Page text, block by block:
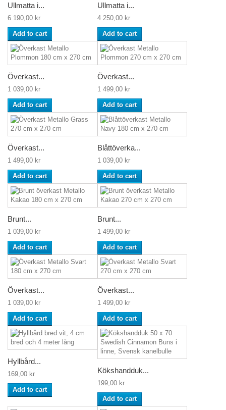
Ullmatta i...
6 190,00 kr
Add to cart
Ullmatta i...
4 250,00 kr
Add to cart
Överkast...
1 039,00 kr
Add to cart
Överkast...
1 499,00 kr
Add to cart
Överkast...
1 499,00 kr
Add to cart
Blåttöverka...
1 039,00 kr
Add to cart
Brunt...
1 039,00 kr
Add to cart
Brunt...
1 499,00 kr
Add to cart
Överkast...
1 039,00 kr
Add to cart
Överkast...
1 499,00 kr
Add to cart
Hyllbård...
169,00 kr
Add to cart
Kökshandduk...
199,00 kr
Add to cart